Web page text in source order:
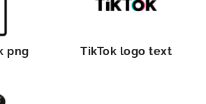
png TikTok logo text